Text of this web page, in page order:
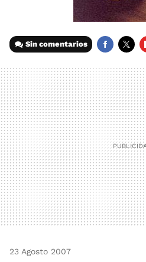
Sin comentarios
23 Agosto 2007